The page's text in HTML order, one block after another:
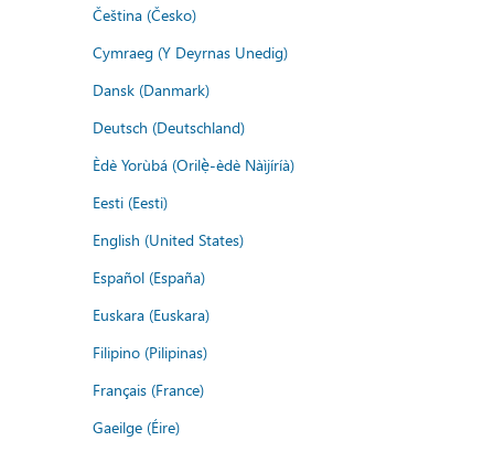
Čeština (Česko)
Cymraeg (Y Deyrnas Unedig)
Dansk (Danmark)
Deutsch (Deutschland)
Èdè Yorùbá (Orilẹ̀-èdè Nàìjíríà)
Eesti (Eesti)
English (United States)
Español (España)
Euskara (Euskara)
Filipino (Pilipinas)
Français (France)
Gaeilge (Éire)